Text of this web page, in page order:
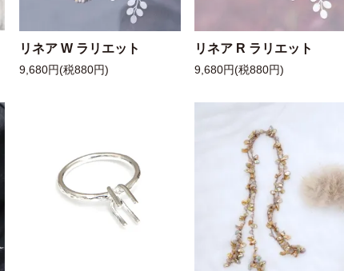
リネア W ラリエット
9,680円(税880円)
リネア R ラリエット
9,680円(税880円)